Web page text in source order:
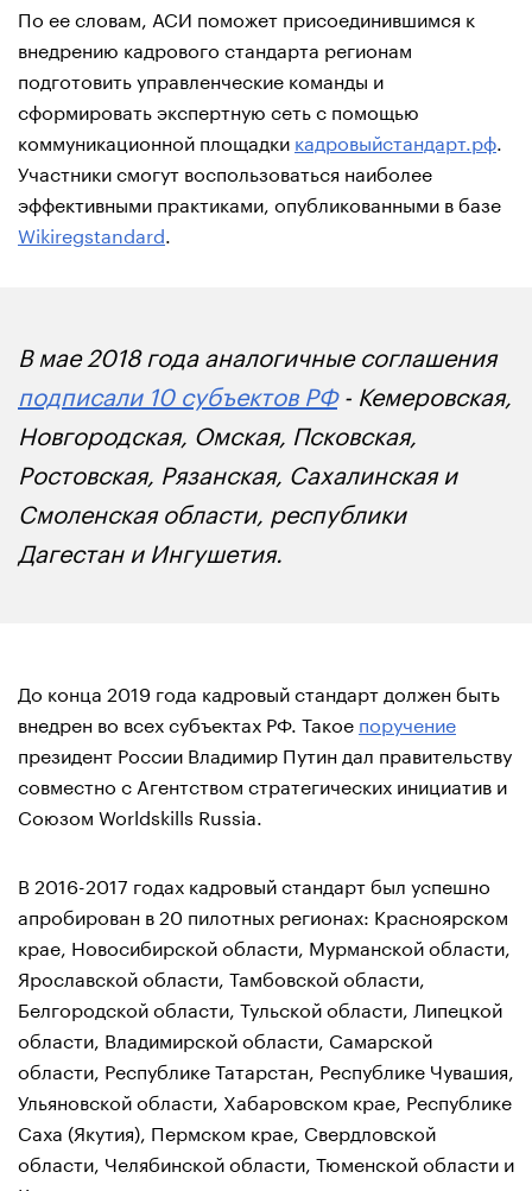
По ее словам, АСИ поможет присоединившимся к
внедрению кадрового стандарта регионам
подготовить управленческие команды и
сформировать экспертную сеть с помощью
коммуникационной площадки кадровыйстандарт.рф
Участники смогут воспользоваться наиболее
эффективными практиками, опубликованными в базе
Wikiregstandard
В мае 2018 года аналогичные соглашения
подписали 10 субъектов РФ- Кемеровская,
Новгородская, Омская, Псковская,
Ростовская, Рязанская, Сахалинская и
Смоленская области, республики
Дагестан и Ингушетия.
До конца 2019 года кадровый стандарт должен быть
внедрен во всех субъектах РФ. Такое поручение
президент России Владимир Путин дал правительству
совместно с Агентством стратегических инициатив и
Союзом Worldskills Russia.
В 2016-2017 годах кадровый стандарт был успешно
апробирован в 20 пилотных регионах: Красноярском
крае, Новосибирской области, Мурманской области,
Ярославской области, Тамбовской области,
Белгородской области, Тульской области, Липецкой
области, Владимирской области, Самарской
области, Республике Татарстан, Республике Чувашия,
Ульяновской области, Хабаровском крае, Республике
Саха (Якутия), Пермском крае, Свердловской
области, Челябинской области, Тюменской области и